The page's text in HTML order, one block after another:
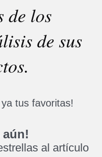
de los
de sus
tus favoritas!
aún!
al artículo